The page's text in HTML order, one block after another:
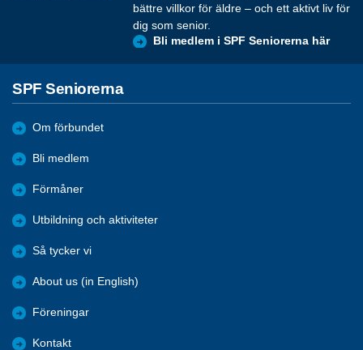
bättre villkor för äldre – och ett aktivt liv för
dig som senior.
Bli medlem i SPF Seniorerna här
SPF Seniorerna
Om förbundet
Bli medlem
Förmåner
Utbildning och aktiviteter
Så tycker vi
About us (in English)
Föreningar
Kontakt